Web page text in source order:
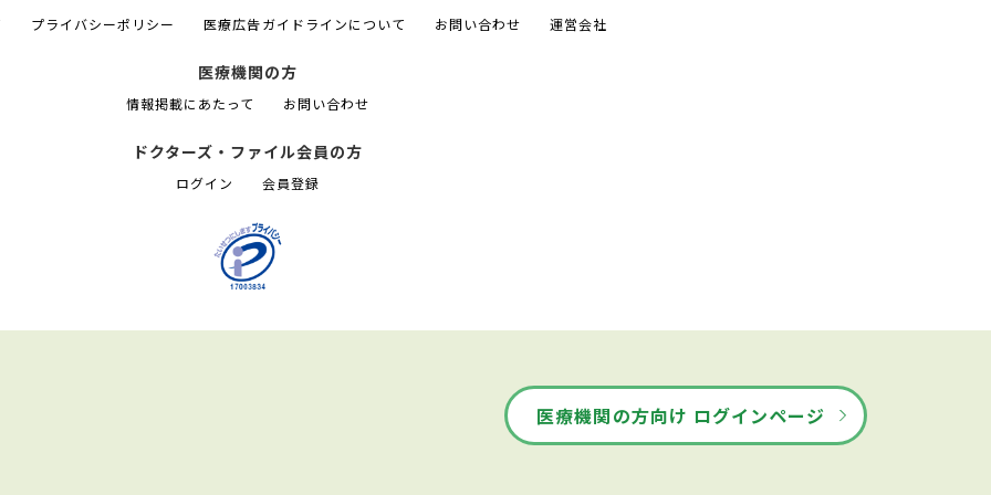
プライバシーポリシー 医療広告ガイドラインについて お問い合わせ 運営会社
医療機関の方
情報掲載にあたって お問い合わせ
ドクターズ・ファイル会員の方
ログイン 会員登録
医療機関の方向け ログインページ